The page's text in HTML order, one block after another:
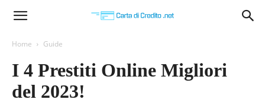
Carta
Home Guide
I 4 Prestiti Online Migliori
del 2023!